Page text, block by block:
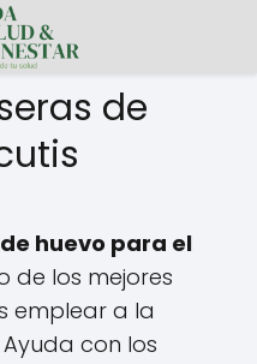
de
huevo para el
de los mejores
emplear a la
con los